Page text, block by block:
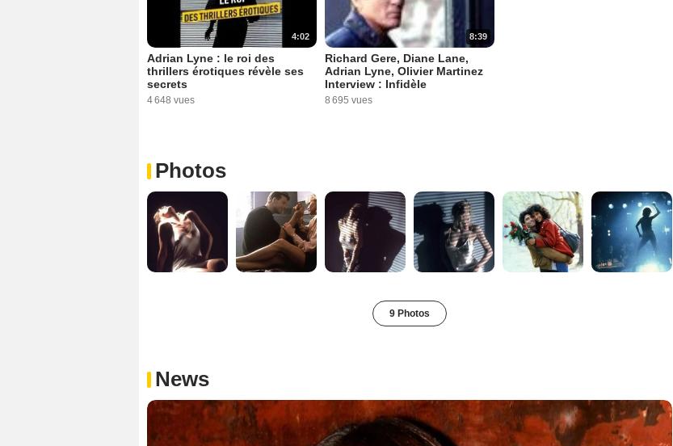
4:02
Adrian Lyne : le roi des
thrillers érotiques révèle ses
secrets
4 648 vues
8:39
Richard Gere, Diane Lane,
Adrian Lyne, Olivier Martinez
Interview : Infidèle
8 695 vues
Photos
9 Photos
News